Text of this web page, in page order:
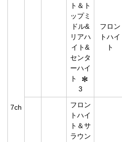
7ch
ト＆ト
ップミ
ドル&
リアハ
イト&
センタ
ーハイ
ト
3
フロン
トハイ
ト
フロン
トハイ
ト＆サ
ラウン